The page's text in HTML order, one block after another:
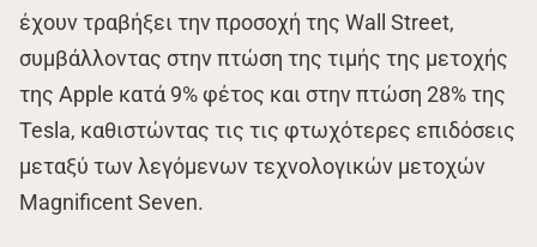
έχουν τραβήξει την προσοχή της Wall Street,
συμβάλλοντας στην πτώση της τιμής της μετοχής
της Apple κατά 9% φέτος και στην πτώση 28% της
Tesla, καθιστώντας τις τις φτωχότερες επιδόσεις
μεταξύ των λεγόμενων τεχνολογικών μετοχών
Magnificent Seven.